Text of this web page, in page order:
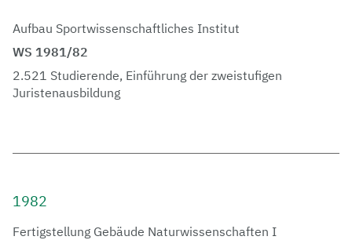
Aufbau Sportwissenschaftliches Institut
WS 1981/82
2.521 Studierende, Einführung der zweistufigen
Juristenausbildung
1982
Fertigstellung Gebäude Naturwissenschaften I